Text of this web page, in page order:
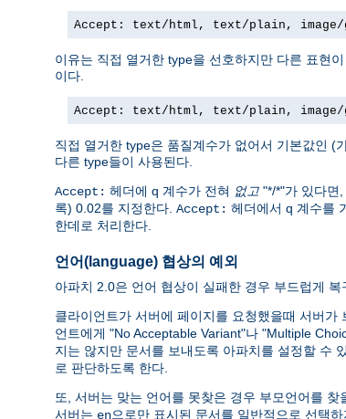
Accept: text/html, text/plain,
이유는 직접 열거한 type을 선호하지만 다른 표현
이다.
Accept: text/html, text/plain,
직접 열거한 type은 품질계수가 없어서 기본값인 (
다른 type들이 사용된다.
Accept: 헤더에 q 계수가 전혀 없고 "*/*"가 있다면
록) 0.02를 지정한다. Accept: 헤더에서 q 계수를
한데로 처리한다.
언어(language) 협상의 예외
아파치 2.0은 언어 협상이 실패한 경우 부드럽게
클라이언트가 서버에 페이지를 요청했을때 서버가
언트에게 "No Acceptable Variant"나 "Multiple
지는 않지만 문서를 보내도록 아파치를 설정할 수
로 판단하도록 한다.
또, 서버는 맞는 언어를 못찾은 경우 부모언어를
서버는 en으로만 표시된 문서를 일반적으로 선택